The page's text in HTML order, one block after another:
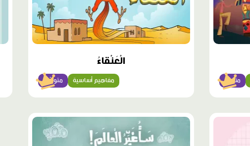
متقدّم
الْعَنْقاءُ
متوسّط مفاهيم أساسية
محتوى